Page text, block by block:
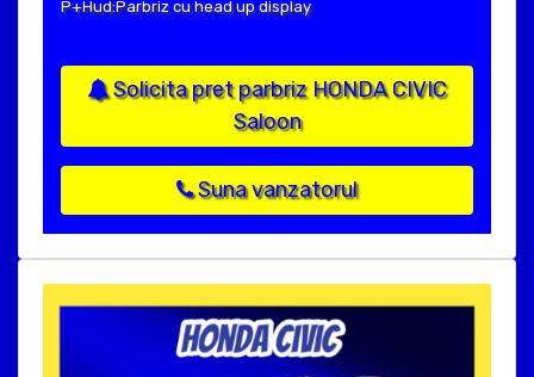
P+Hud:Parbriz cu head up display
Solicita pret parbriz HONDA CIVIC
Saloon
Suna vanzatorul